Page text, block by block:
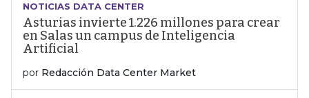
NOTICIAS DATA CENTER
Asturias invierte 1.226 millones para crear
en Salas un campus de Inteligencia
Artificial
por Redacción Data Center Market